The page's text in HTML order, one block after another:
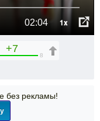
02:04 1x
+7
8
без рекламы!